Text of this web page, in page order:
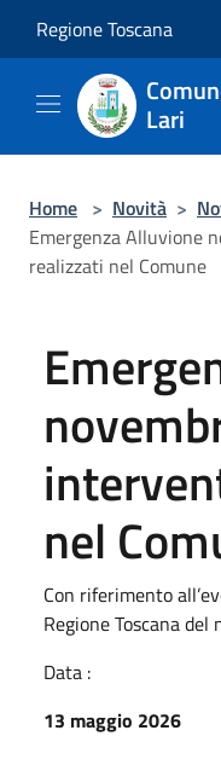
Regione Toscana
Lari
Home > Novità >
Emergenza Alluvione
realizzati nel Comune
nel
Con riferimento
Regione Toscana del
Data :
13 maggio 2026